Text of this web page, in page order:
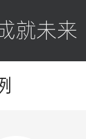
就未来